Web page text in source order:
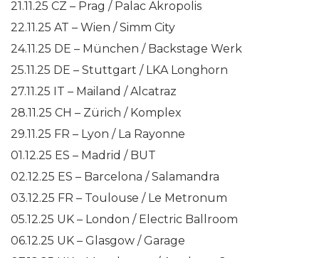
21.11.25 CZ – Prag / Palac Akropolis
22.11.25 AT – Wien / Simm City
24.11.25 DE – München / Backstage Werk
25.11.25 DE – Stuttgart / LKA Longhorn
27.11.25 IT – Mailand / Alcatraz
28.11.25 CH – Zürich / Komplex
29.11.25 FR – Lyon / La Rayonne
01.12.25 ES – Madrid / BUT
02.12.25 ES – Barcelona / Salamandra
03.12.25 FR – Toulouse / Le Metronum
05.12.25 UK – London / Electric Ballroom
06.12.25 UK – Glasgow / Garage